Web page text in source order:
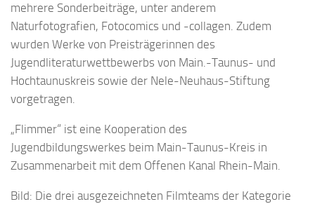
mehrere Sonderbeiträge, unter anderem
Naturfotografien, Fotocomics und -collagen. Zudem
wurden Werke von Preisträgerinnen des
Jugendliteraturwettbewerbs von Main.-Taunus- und
Hochtaunuskreis sowie der Nele-Neuhaus-Stiftung
vorgetragen.
„Flimmer“ ist eine Kooperation des
Jugendbildungswerkes beim Main-Taunus-Kreis in
Zusammenarbeit mit dem Offenen Kanal Rhein-Main.
Bild: Die drei ausgezeichneten Filmteams der Kategorie